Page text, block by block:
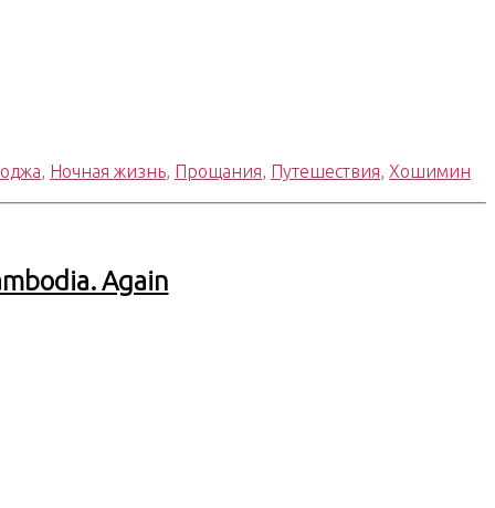
, Ночная жизнь, Прощания, Путешествия, Хошимин
Again